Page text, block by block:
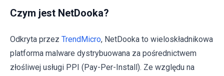
Czym jest NetDooka?
Odkryta przez TrendMicro, NetDooka to wieloskładnikowa
platforma malware dystrybuowana za pośrednictwem
złośliwej usługi PPI (Pay-Per-Install). Ze względu na